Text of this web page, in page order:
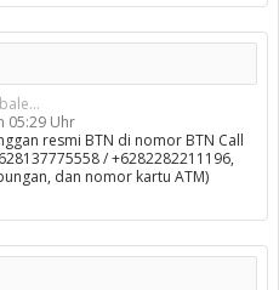
05:29 Uhr
resmi BTN di nomor BTN Call
/ +6282282211196,
dan nomor kartu ATM)